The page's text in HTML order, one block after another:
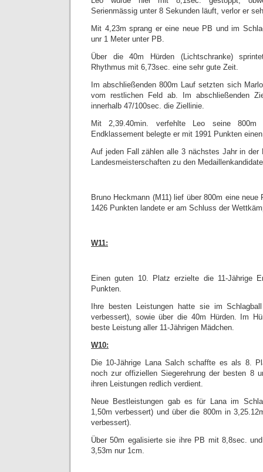
Serienmässig unter 8 Sekunden läuft, verlor er
Mit 4,23m sprang er eine neue PB und im
unr 1 Meter unter PB.
Über die 40m Hürden (Lichtschranke)
Rhythmus mit 6,73sec. eine sehr gute Zeit.
Im abschließenden 800m Lauf setzten sich
vom restlichen Feld ab. Im abschließenden
innerhalb 47/100sec. die Ziellinie.
Mit 2,39.40min. verfehlte Leo seine
Endklassement belegte er mit 1991 Punkten
Auf jeden Fall zählen alle 3 nächstes Jahr in
Landesmeisterschaften zu den
Bruno Heckmann (M11) lief über 800m eine
1426 Punkten landete er am Schluss der
W11:
Einen guten 10. Platz erzielte die 11-Jährige
Punkten.
Ihre besten Leistungen hatte sie im
verbessert), sowie über die 40m Hürden. Im
beste Leistung aller 11-Jährigen Mädchen.
W10:
Die 10-Jährige Lana Salch schaffte es als 8.
noch zur offiziellen Siegerehrung der besten 8
ihren Leistungen redlich verdient.
Neue Bestleistungen gab es für Lana im
1,50m verbessert) und über die 800m in
verbessert).
Über 50m egalisierte sie ihre PB mit 8,8sec.
3,53m nur 1cm.